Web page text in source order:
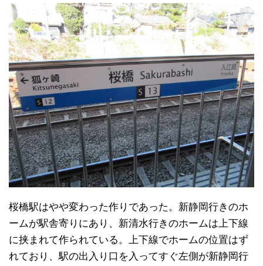
桜橋駅はやや変わった作りであった。新静岡行きのホ
ームが駅舎寄りにあり、新清水行きのホームは上下線
に挟まれて作られている。上下線でホームの位置はず
れており、駅の出入り口を入ってすぐ左側が新静岡行